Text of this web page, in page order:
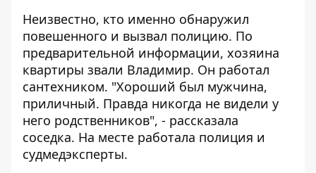
Неизвестно, кто именно обнаружил
повешенного и вызвал полицию. По
предварительной информации, хозяина
квартиры звали Владимир. Он работал
сантехником. "Хороший был мужчина,
приличный. Правда никогда не видели у
него родственников", - рассказала
соседка. На месте работала полиция и
судмедэксперты.